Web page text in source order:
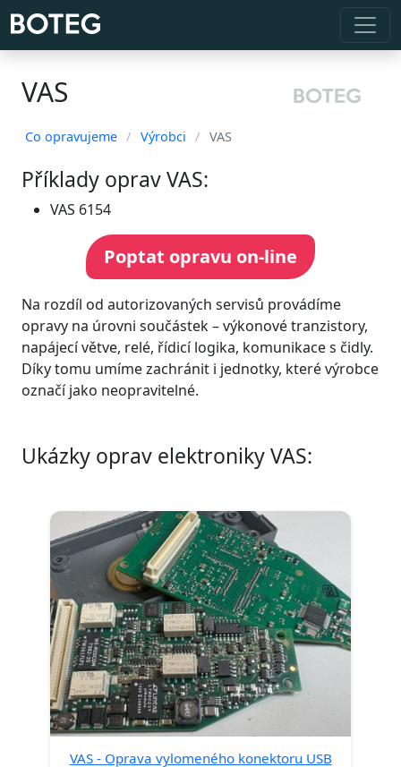
VAS
Co opravujeme / Výrobci / VAS
Příklady oprav VAS:
VAS 6154
Poptat opravu on-line
Na rozdíl od autorizovaných servisů provádíme
opravy na úrovni součástek – výkonové tranzistory,
napájecí větve, relé, řídicí logika, komunikace s čidly.
Díky tomu umíme zachránit i jednotky, které výrobce
označí jako neopravitelné.
Ukázky oprav elektroniky VAS:
VAS - Oprava vylomeného konektoru USB